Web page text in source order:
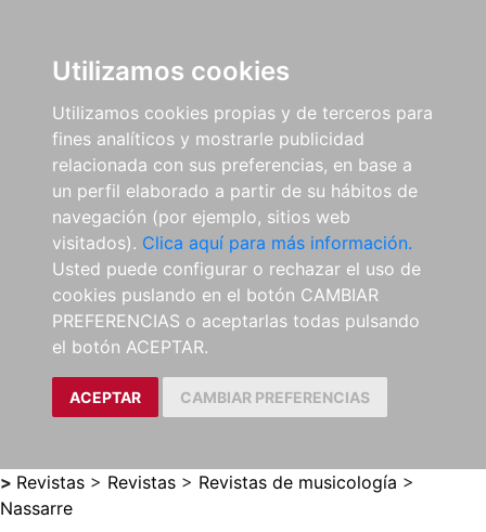
Utilizamos cookies
Utilizamos cookies propias y de terceros para
fines analíticos y mostrarle publicidad
relacionada con sus preferencias, en base a
un perfil elaborado a partir de su hábitos de
navegación (por ejemplo, sitios web
visitados). Clica aquí para más información.
Usted puede configurar o rechazar el uso de
cookies puslando en el botón CAMBIAR
PREFERENCIAS o aceptarlas todas pulsando
el botón ACEPTAR.
ACEPTAR CAMBIAR PREFERENCIAS
> Revistas > Revistas > Revistas de musicología >
Nassarre